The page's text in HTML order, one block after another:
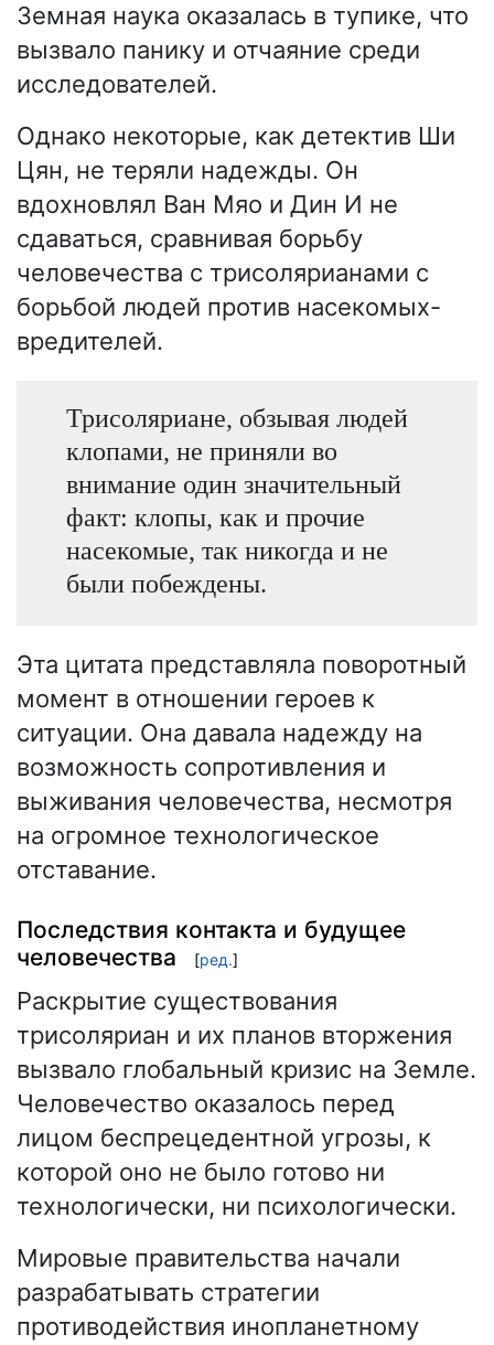
Земная наука оказалась в тупике, что
вызвало панику и отчаяние среди
исследователей.
Однако некоторые, как детектив Ши
Цян, не теряли надежды. Он
вдохновлял Ван Мяо и Дин И не
сдаваться, сравнивая борьбу
человечества с трисолярианами с
борьбой людей против насекомых-
вредителей.
Трисоляриане, обзывая людей
клопами, не приняли во
внимание один значительный
факт: клопы, как и прочие
насекомые, так никогда и не
были побеждены.
Эта цитата представляла поворотный
момент в отношении героев к
ситуации. Она давала надежду на
возможность сопротивления и
выживания человечества, несмотря
на огромное технологическое
отставание.
Последствия контакта и будущее
человечества
[ред.]
Раскрытие существования
трисоляриан и их планов вторжения
вызвало глобальный кризис на Земле.
Человечество оказалось перед
лицом беспрецедентной угрозы, к
которой оно не было готово ни
технологически, ни психологически.
Мировые правительства начали
разрабатывать стратегии
противодействия инопланетному